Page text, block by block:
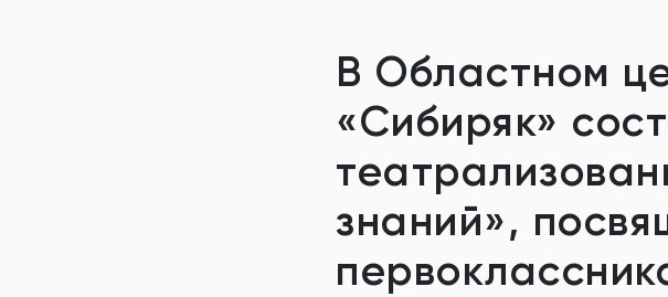
В Областном
«Сибиряк»
знаний»,